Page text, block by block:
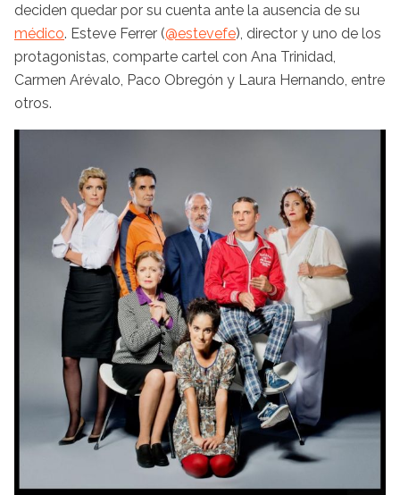
deciden quedar por su cuenta ante la ausencia de su
médico. Esteve Ferrer (@estevefe), director y uno de los
protagonistas, comparte cartel con Ana Trinidad,
Carmen Arévalo, Paco Obregón y Laura Hernando, entre
otros.